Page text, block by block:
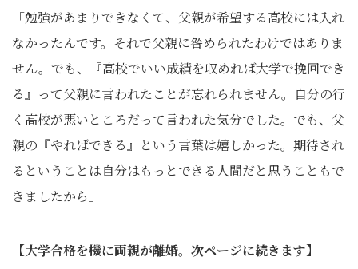
「勉強があまりできなくて、父親が希望する高校には入れ
なかったんです。それで父親に咎められたわけではありま
せん。でも、『高校でいい成績を収めれば大学で挽回でき
る』って父親に言われたことが忘れられません。自分の行
く高校が悪いところだって言われた気分でした。でも、父
親の『やればできる』という言葉は嬉しかった。期待され
るということは自分はもっとできる人間だと思うこともで
きましたから」
【大学合格を機に両親が離婚。次ページに続きます】